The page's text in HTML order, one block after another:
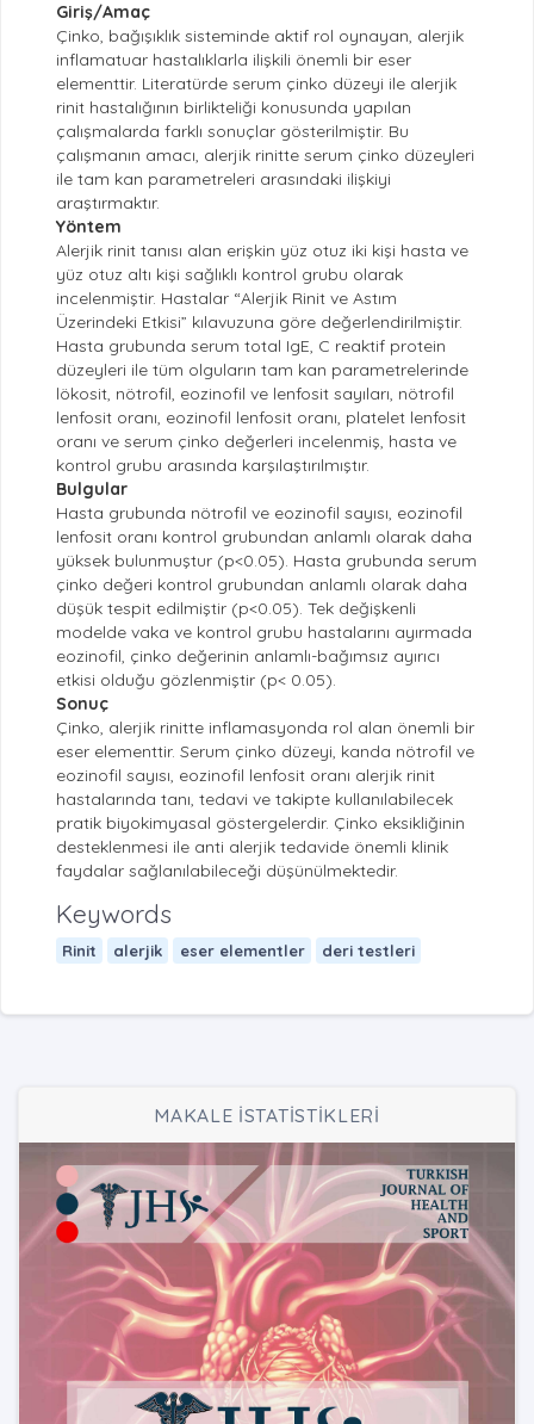
Giriş/Amaç
Çinko, bağışıklık sisteminde aktif rol oynayan, alerjik
inflamatuar hastalıklarla ilişkili önemli bir eser
elementtir. Literatürde serum çinko düzeyi ile alerjik
rinit hastalığının birlikteliği konusunda yapılan
çalışmalarda farklı sonuçlar gösterilmiştir. Bu
çalışmanın amacı, alerjik rinitte serum çinko düzeyleri
ile tam kan parametreleri arasındaki ilişkiyi
araştırmaktır.
Yöntem
Alerjik rinit tanısı alan erişkin yüz otuz iki kişi hasta ve
yüz otuz altı kişi sağlıklı kontrol grubu olarak
incelenmiştir. Hastalar “Alerjik Rinit ve Astım
Üzerindeki Etkisi” kılavuzuna göre değerlendirilmiştir.
Hasta grubunda serum total IgE, C reaktif protein
düzeyleri ile tüm olguların tam kan parametrelerinde
lökosit, nötrofil, eozinofil ve lenfosit sayıları, nötrofil
lenfosit oranı, eozinofil lenfosit oranı, platelet lenfosit
oranı ve serum çinko değerleri incelenmiş, hasta ve
kontrol grubu arasında karşılaştırılmıştır.
Bulgular
Hasta grubunda nötrofil ve eozinofil sayısı, eozinofil
lenfosit oranı kontrol grubundan anlamlı olarak daha
yüksek bulunmuştur (p<0.05). Hasta grubunda serum
çinko değeri kontrol grubundan anlamlı olarak daha
düşük tespit edilmiştir (p<0.05). Tek değişkenli
modelde vaka ve kontrol grubu hastalarını ayırmada
eozinofil, çinko değerinin anlamlı-bağımsız ayırıcı
etkisi olduğu gözlenmiştir (p< 0.05).
Sonuç
Çinko, alerjik rinitte inflamasyonda rol alan önemli bir
eser elementtir. Serum çinko düzeyi, kanda nötrofil ve
eozinofil sayısı, eozinofil lenfosit oranı alerjik rinit
hastalarında tanı, tedavi ve takipte kullanılabilecek
pratik biyokimyasal göstergelerdir. Çinko eksikliğinin
desteklenmesi ile anti alerjik tedavide önemli klinik
faydalar sağlanılabileceği düşünülmektedir.
Keywords
Rinit alerjik eser elementler deri testleri
MAKALE İSTATİSTİKLERİ